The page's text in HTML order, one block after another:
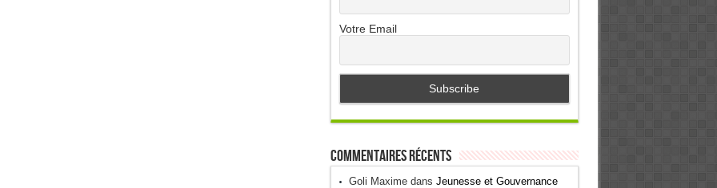
Votre Email
Commentaires récents
Goli Maximedans Jeunesse et Gouvernance